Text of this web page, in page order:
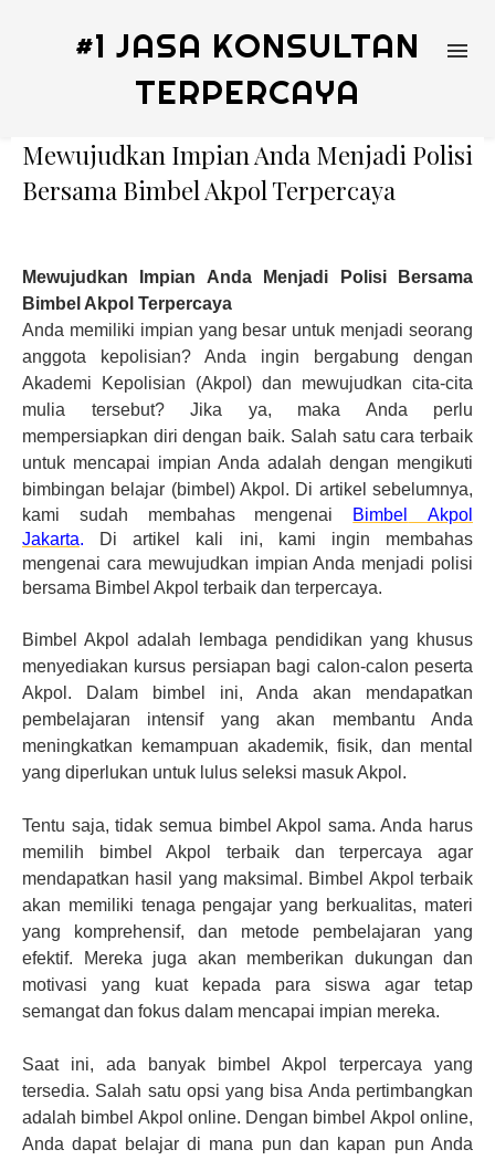
#1 JASA KONSULTAN
TERPERCAYA
Mewujudkan Impian Anda Menjadi Polisi
Bersama Bimbel Akpol Terpercaya
Mewujudkan mpian AndaMenjadi PolisiBersama
Bimbel Akpol Terpercaya
Anda memiliki impian yang besar untuk menjadi seorang
anggota kepolisian? Anda ingin bergabung dengan
Akademi Kepolisian (Akpol) dan mewujudkan cita-cita
mulia tersebut? Jika ya, maka Anda perlu
mempersiapkan diri dengan baik. Salah satu cara terbaik
untuk mencapai impian Anda adalah dengan mengikuti
bimbingan belajar (bimbel) Akpol. Di artikel sebelumnya,
kami sudah membahas mengenai
Bimbel
Akpol
Jakarta.
Di artikel kali ini, kami ingin membahas
mengenai cara mewujudkan impian Anda menjadi polisi
bersama Bimbel Akpol terbaik dan terpercaya.
Bimbel Akpol adalah lembaga pendidikan yang khusus
menyediakan kursus persiapan bagi calon-calon peserta
Akpol. Dalam bimbel ini, Anda akan mendapatkan
pembelajaran intensif yang akan membantu Anda
meningkatkan kemampuan akademik, fisik, dan mental
yang diperlukan untuk lulus seleksi masuk Akpol.
Tentu saja, tidak semua bimbel Akpol sama. Anda harus
memilih bimbel Akpol terbaik dan terpercaya agar
mendapatkan hasil yang maksimal. Bimbel Akpol terbaik
akan memiliki tenaga pengajar yang berkualitas, materi
yang komprehensif, dan metode pembelajaran yang
efektif. Mereka juga akan memberikan dukungan dan
motivasi yang kuat kepada para siswa agar tetap
semangat dan fokus dalam mencapai impian mereka.
Saat ini, ada banyak bimbel Akpol terpercaya yang
tersedia. Salah satu opsi yang bisa Anda pertimbangkan
adalah bimbel Akpol online. Dengan bimbel Akpol online,
Anda dapat belajar di mana pun dan kapan pun Anda